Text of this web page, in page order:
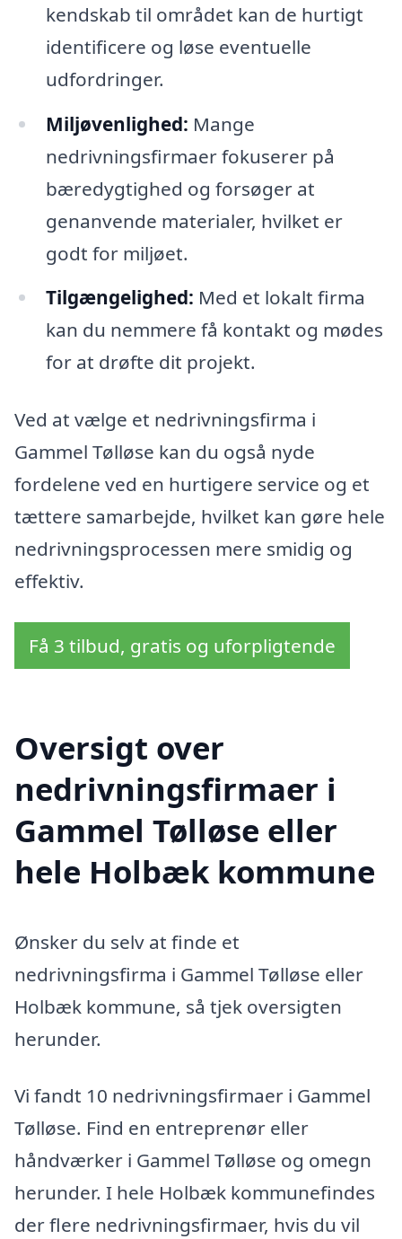
kendskab til området kan de hurtigt
identificere og løse eventuelle
udfordringer.
Miljøvenlighed: Mange
nedrivningsfirmaer fokuserer på
bæredygtighed og forsøger at
genanvende materialer, hvilket er
godt for miljøet.
Tilgængelighed: Med et lokalt firma
kan du nemmere få kontakt og mødes
for at drøfte dit projekt.
Ved at vælge et nedrivningsfirma i
Gammel Tølløse kan du også nyde
fordelene ved en hurtigere service og et
tættere samarbejde, hvilket kan gøre hele
nedrivningsprocessen mere smidig og
effektiv.
Få 3 tilbud, gratis og uforpligtende
Oversigt over
nedrivningsfirmaer i
Gammel Tølløse eller
hele Holbæk kommune
Ønsker du selv at finde et
nedrivningsfirma i Gammel Tølløse eller
Holbæk kommune, så tjek oversigten
herunder.
Vi fandt 10 nedrivningsfirmaer i Gammel
Tølløse. Find en entreprenør eller
håndværker i Gammel Tølløse og omegn
herunder. I hele Holbæk kommunefindes
der flere nedrivningsfirmaer, hvis du vil